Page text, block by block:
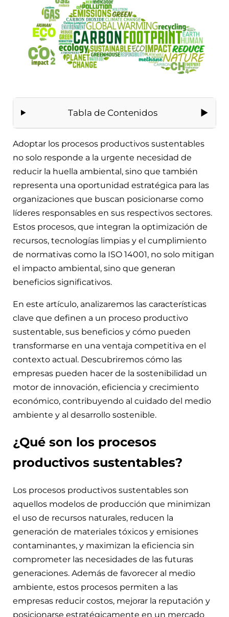
Tabla de Contenidos
Adoptar los procesos productivos sustentables
no solo responde a la urgente necesidad de
reducir la huella ambiental, sino que también
representa una oportunidad estratégica para las
organizaciones que buscan posicionarse como
líderes responsables en sus respectivos sectores.
Estos procesos, que integran la optimización de
recursos, tecnologías limpias y el cumplimiento
de normativas como la ISO 14001, no solo mitigan
el impacto ambiental, sino que generan
beneficios significativos.
En este artículo, analizaremos las características
clave que definen a un proceso productivo
sustentable, sus beneficios y cómo pueden
transformarse en una ventaja competitiva en el
contexto actual. Descubriremos cómo las
empresas pueden hacer de la sostenibilidad un
motor de innovación, eficiencia y crecimiento
económico, contribuyendo al cuidado del medio
ambiente y al desarrollo sostenible.
¿Qué son los procesos
productivos sustentables?
Los procesos productivos sustentables son
aquellos modelos de producción que minimizan
el uso de recursos naturales, reducen la
generación de materiales tóxicos y emisiones
contaminantes, y maximizan la eficiencia sin
comprometer las necesidades de las futuras
generaciones. Además de favorecer al medio
ambiente, estos procesos permiten a las
empresas reducir costos, mejorar la reputación y
posicionarse estratégicamente en un mercado